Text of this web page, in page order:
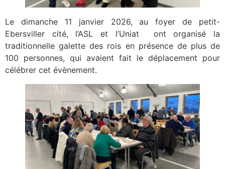
Le dimanche 11 janvier 2026, au foyer de petit-
Ebersviller cité, l’ASL et l’Uniat ont organisé la
traditionnelle galette des rois en présence de plus de
100 personnes, qui avaient fait le déplacement pour
célébrer cet évènement.